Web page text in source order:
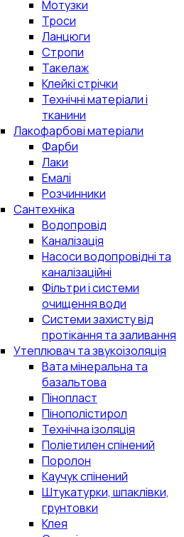
Мотузки
Троси
Ланцюги
Стропи
Такелаж
Клейкі стрічки
Технічні матеріали і
тканини
Лакофарбові матеріали
Фарби
Лаки
Емалі
Розчинники
Сантехніка
Водопровід
Каналізація
Насоси водопровідні та
каналізаційні
Фільтри і системи
очищення води
Системи захисту від
протікання та заливання
Утеплювач та звукоізоляція
Вата мінеральна та
базальтова
Пінопласт
Пінополістирол
Технічна ізоляція
Поліетилен спінений
Поролон
Каучук спінений
Штукатурки, шпаклівки,
грунтовки
Клея